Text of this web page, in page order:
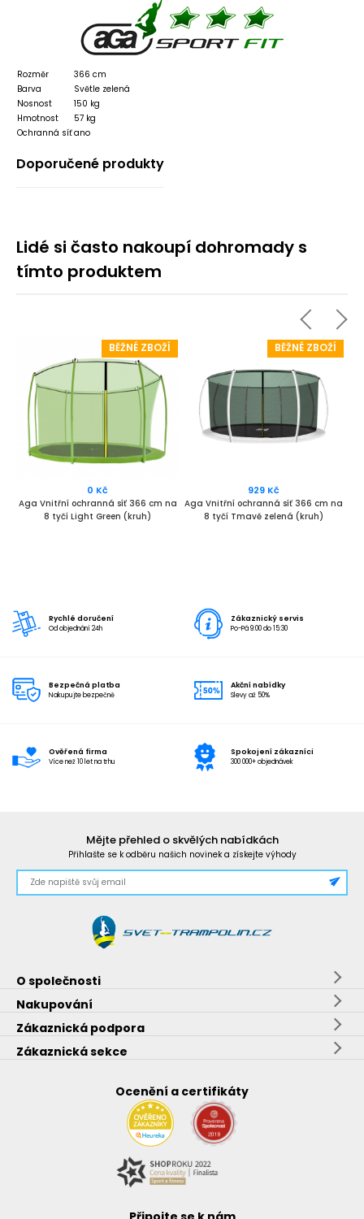
Rozměr
366 cm
Barva
Světle zelená
Nosnost
150 kg
Hmotnost
57 kg
Ochranná síťano
Doporučené produkty
Lidé si často nakoupí dohromady s
tímto produktem
BĚŽNÉ ZBOŽÍ
0 Kč
Aga Vnitřní ochranná síť 366 cm na
8 tyčí Light Green (kruh)
BĚŽNÉ ZBOŽÍ
929 Kč
Aga Vnitřní ochranná síť 366 cm na
8 tyčí Tmavě zelená (kruh)
Rychlé doručení
Od objednání 24h
Zákaznický servis
Po-Pá 9:00 do 15:30
Bezpečná platba
Nakupujte bezpečně
Akční nabídky
Slevy až 50%
Ověřená firma
Více než 10 let na trhu
Spokojení zákazníci
300 000+ objednávek
Mějte přehled o skvělých nabídkách
Přihlašte se k odběru našich novinek a získejte výhody
O společnosti
Nakupování
Zákaznická podpora
Zákaznická sekce
Ocenění a certifikáty